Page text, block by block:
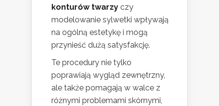
konturów twarzy czy
modelowanie sylwetki wpływają
na ogólną estetykę i mogą
przynieść dużą satysfakcję.
Te procedury nie tylko
poprawiają wygląd zewnętrzny,
ale także pomagają w walce z
różnymi problemami skórnymi,